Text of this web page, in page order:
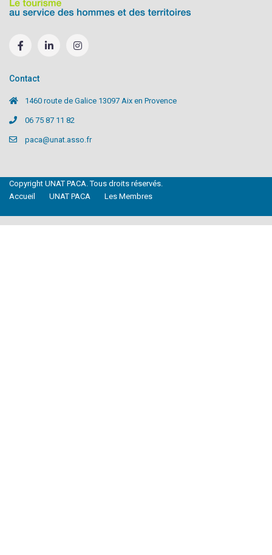
Contact
1460 route de Galice 13097 Aix en Provence
06 75 87 11 82
paca@unat.asso.fr
Copyright UNAT PACA. Tous droits réservés.
Accueil
UNAT PACA Les Membres